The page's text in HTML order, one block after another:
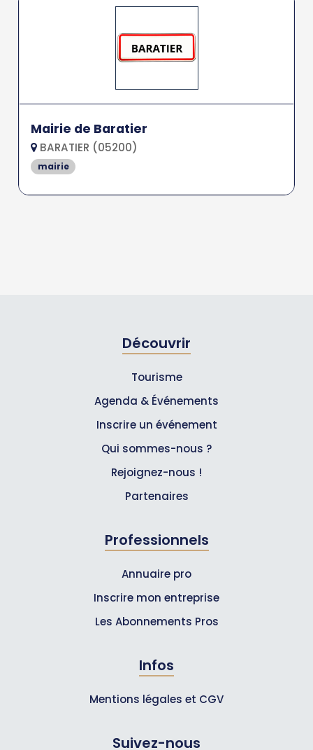
Mairie de Baratier
BARATIER (05200)
mairie
Découvrir
Tourisme
Agenda & Événements
Inscrire un événement
Qui sommes-nous ?
Rejoignez-nous !
Partenaires
Professionnels
Annuaire pro
Inscrire mon entreprise
Les Abonnements Pros
Infos
Mentions légales et CGV
Suivez-nous